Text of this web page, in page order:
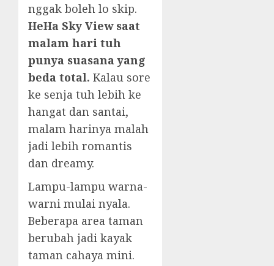
nggak boleh lo skip.
HeHa Sky View saat
malam hari tuh
punya suasana yang
beda total. Kalau sore
ke senja tuh lebih ke
hangat dan santai,
malam harinya malah
jadi lebih romantis
dan dreamy.
Lampu-lampu warna-
warni mulai nyala.
Beberapa area taman
berubah jadi kayak
taman cahaya mini.